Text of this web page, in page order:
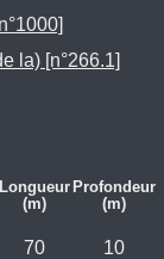
la) [n°266.1]
Longueur
(m)
Profondeur
(m)
70 10